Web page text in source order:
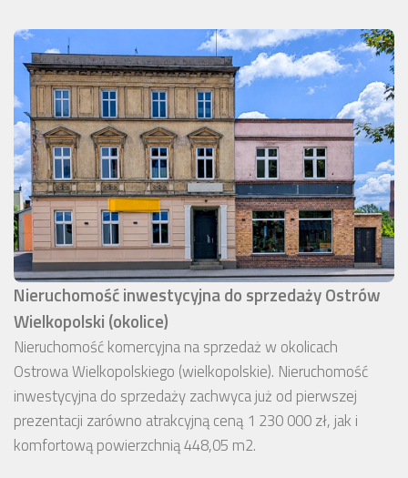
Nieruchomość inwestycyjna do sprzedaży Ostrów
Wielkopolski (okolice)
Nieruchomość komercyjna na sprzedaż w okolicach
Ostrowa Wielkopolskiego (wielkopolskie). Nieruchomość
inwestycyjna do sprzedaży zachwyca już od pierwszej
prezentacji zarówno atrakcyjną ceną 1 230 000 zł, jak i
komfortową powierzchnią 448,05 m2.